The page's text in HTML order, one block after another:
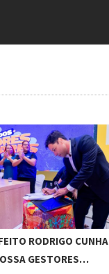
RODRIGO CUNHA
GESTORES…